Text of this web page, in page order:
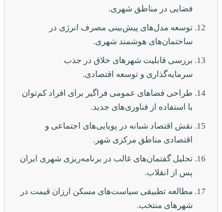
فضایی در مناطق شهری.
توسعه مدل‌های پیش‌بینی مصرف انرژی در
ساختمان‌های هوشمند شهری.
بررسی قابلیت شهرهای خلاق در جذب
سرمایه‌گذاری و توسعه اقتصادی.
طراحی فضاهای عمومی فراگیر برای افراد کم‌توان
با استفاده از فناوری‌های جدید.
نقش اقتصاد شبانه در پویایی‌های اجتماعی و
اقتصادی مناطق مرکزی شهر.
تحلیل گفتمان‌های غالب در برنامه‌ریزی شهری ایران
پس از انقلاب.
مطالعه تطبیقی سیاست‌های مسکن ارزان قیمت در
شهرهای منتخب.